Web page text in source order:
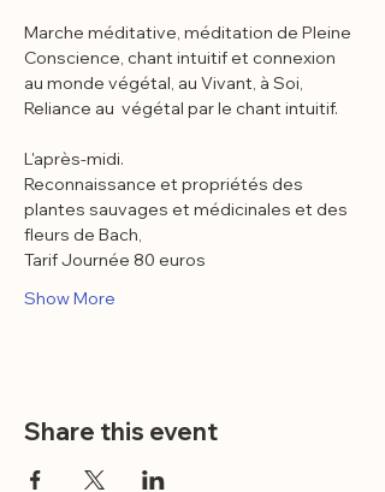
Marche méditative, méditation de Pleine
Conscience, chant intuitif et connexion
au monde végétal, au Vivant, à Soi,
Reliance au  végétal par le chant intuitif.
L'après-midi.
Reconnaissance et propriétés des
plantes sauvages et médicinales et des
fleurs de Bach,
Tarif Journée 80 euros
Show More
Share this event